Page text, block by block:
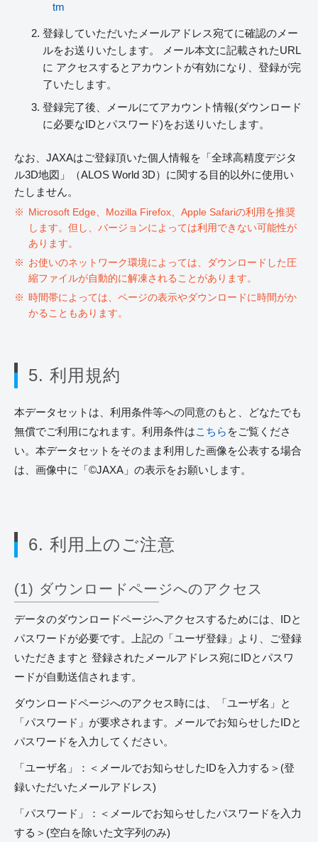
tm
登録していただいたメールアドレス宛てに確認のメー
ルをお送りいたします。 メール本文に記載されたURL
に アクセスするとアカウントが有効になり、登録が完
了いたします。
登録完了後、メールにてアカウント情報(ダウンロード
に必要なIDとパスワード)をお送りいたします。
なお、JAXAはご登録頂いた個人情報を「全球高精度デジタ
ル3D地図」（ALOS World 3D）に関する目的以外に使用い
たしません。
Microsoft Edge、Mozilla Firefox、Apple Safariの利用を推奨
します。但し、バージョンによっては利用できない可能性が
あります。
お使いのネットワーク環境によっては、ダウンロードした圧
縮ファイルが自動的に解凍されることがあります。
時間帯によっては、ページの表示やダウンロードに時間がか
かることもあります。
5. 利用規約
本データセットは、利用条件等への同意のもと、どなたでも
無償でご利用になれます。利用条件はこちら をご覧くださ
い。本データセットをそのまま利用した画像を公表する場合
は、画像中に「©JAXA」の表示をお願いします。
6. 利用上のご注意
(1) ダウンロードページへのアクセス
データのダウンロードページへアクセスするためには、IDと
パスワードが必要です。上記の「ユーザ登録」より、ご登録
いただきますと 登録されたメールアドレス宛にIDとパスワ
ードが自動送信されます。
ダウンロードページへのアクセス時には、「ユーザ名」と
「パスワード」が要求されます。メールでお知らせしたIDと
パスワードを入力してください。
「ユーザ名」：＜メールでお知らせしたIDを入力する＞(登
録いただいたメールアドレス)
「パスワード」：＜メールでお知らせしたパスワードを入力
する＞(空白を除いた文字列のみ)